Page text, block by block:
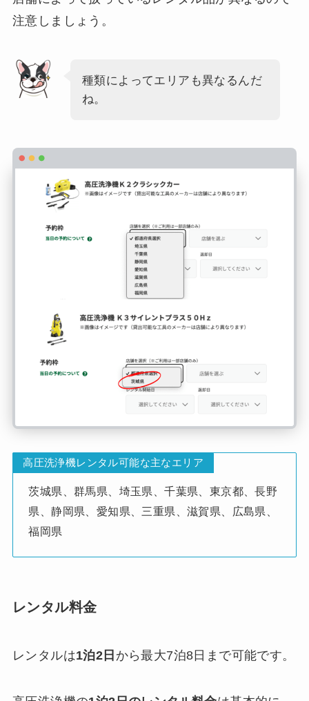
注意しましょう。
種類によってエリアも異なるんだ
ね。
高圧洗浄機レンタル可能な主なエリア
茨城県、群馬県、埼玉県、千葉県、東京都、長野
県、静岡県、愛知県、三重県、滋賀県、広島県、
福岡県
レンタル料金
レンタルは1泊2日 から最大7泊8日まで可能です。